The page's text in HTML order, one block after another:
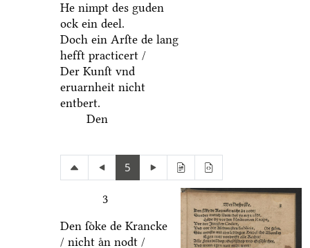
He nimpt des guden
ock ein deel.
Doch ein Arſte de lang
hefft practicert /
Der Kunſt vnd
eruarnheit nicht
entbert.
Den
5
3
Den ſoͤke de Krancke
/ nicht aͤn nodt /